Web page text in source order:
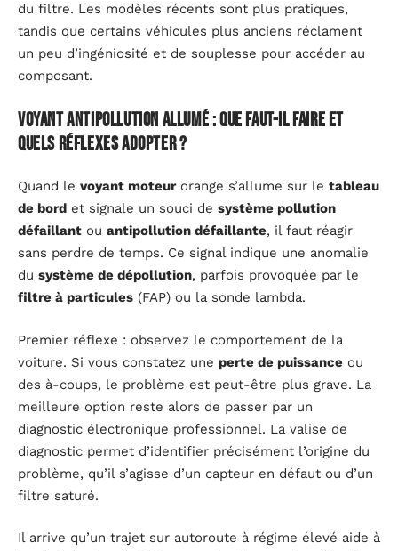
du filtre. Les modèles récents sont plus pratiques,
tandis que certains véhicules plus anciens réclament
un peu d’ingéniosité et de souplesse pour accéder au
composant.
Voyant antipollution allumé : que faut-il faire et
quels réflexes adopter ?
Quand le voyant moteurorange s’allume sur le tableau
de bord et signale un souci de système pollution
défaillant ou antipollution défaillante, il faut réagir
sans perdre de temps. Ce signal indique une anomalie
du système de dépollution, parfois provoquée par le
filtre à particules (FAP) ou la sonde lambda.
Premier réflexe : observez le comportement de la
voiture. Si vous constatez une perte de puissance ou
des à-coups, le problème est peut-être plus grave. La
meilleure option reste alors de passer par un
diagnostic électronique professionnel. La valise de
diagnostic permet d’identifier précisément l’origine du
problème, qu’il s’agisse d’un capteur en défaut ou d’un
filtre saturé.
Il arrive qu’un trajet sur autoroute à régime élevé aide à